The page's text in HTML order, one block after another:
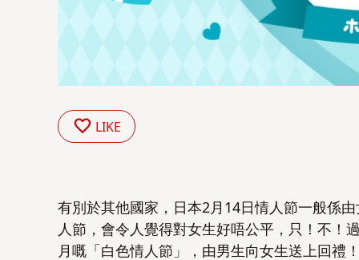
LIKE
有別於其他國家，日本2月14日情人節一般係
人節，會令人覺得對女生好唔公平，只！不
月嘅「白色情人節」，由男生向女生送上回禮